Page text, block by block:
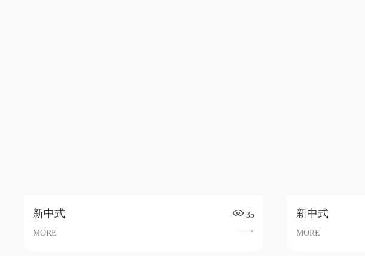
新中式
35
MORE
新中式
MORE